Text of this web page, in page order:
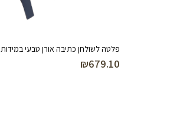
פלטה לשולחן כתיבה אורן טבעי במידות 120/60
₪679.10